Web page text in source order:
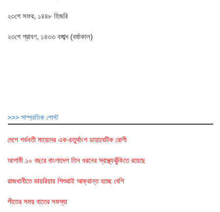
২৩শে সফর, ১৪৪৮ হিজরি
২৩শে শ্রাবণ, ১৪৩৩ বঙ্গাব্দ (বর্ষাকাল)
>>> সাম্প্রতিক পোস্ট
দেশে গর্ভবতী মায়েদের এক-চতুর্থাংশ ডায়াবেটিক রোগী
আগামী ১০ বছরে বাংলাদেশ তিন ধরনের স্বাস্থ্যঝুঁকিতে রয়েছে
রাজধানীতে ডায়রিয়ায় শিশুরাই আক্রান্ত হচ্ছে বেশি
শীতের সময় বাতের সমস্যা